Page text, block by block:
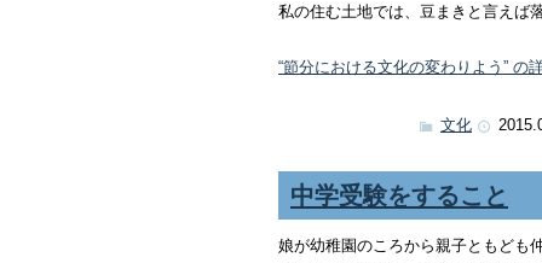
私の住む土地では、豆まきと言えば
“節分における文化の変わりよう” の
文化
中学受験をすること
娘が幼稚園のころから親子ともども